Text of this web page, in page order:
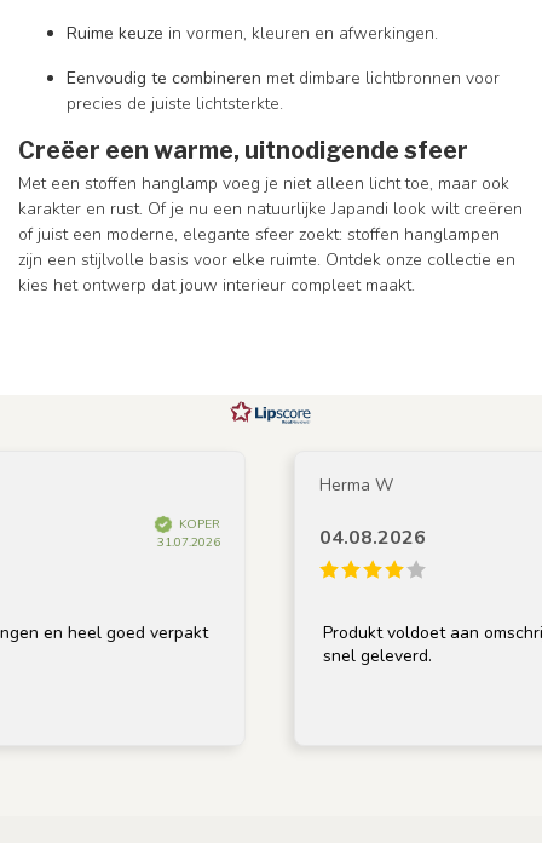
Ruime keuze in vormen, kleuren en afwerkingen.
Eenvoudig te combineren met dimbare lichtbronnen voor
precies de juiste lichtsterkte.
Creëer een warme, uitnodigende sfeer
Met een stoffen hanglamp voeg je niet alleen licht toe, maar ook
karakter en rust. Of je nu een natuurlijke Japandi look wilt creëren
of juist een moderne, elegante sfeer zoekt: stoffen hanglampen
zijn een stijlvolle basis voor elke ruimte. Ontdek onze collectie en
kies het ontwerp dat jouw interieur compleet maakt.
goed verpakt
Herma W
04.08.2026
Produkt voldoet aan omschrijving,
snel geleverd.